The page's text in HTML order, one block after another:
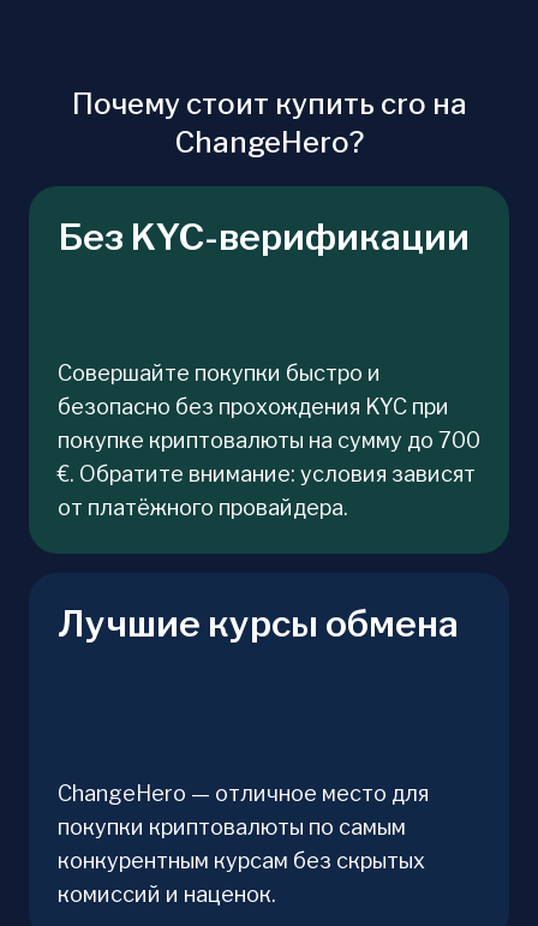
Почему стоит купить cro на
ChangeHero?
Без KYC-верификации
Совершайте покупки быстро и
безопасно без прохождения KYC при
покупке криптовалюты на сумму до 700
€. Обратите внимание: условия зависят
от платёжного провайдера.
Лучшие курсы обмена
ChangeHero — отличное место для
покупки криптовалюты по самым
конкурентным курсам без скрытых
комиссий и наценок.